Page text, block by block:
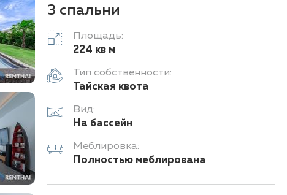
3 спальни
Площадь:
224 кв м
Тип собственности:
Тайская квота
Вид:
На бассейн
Меблировка:
Полностью меблирована